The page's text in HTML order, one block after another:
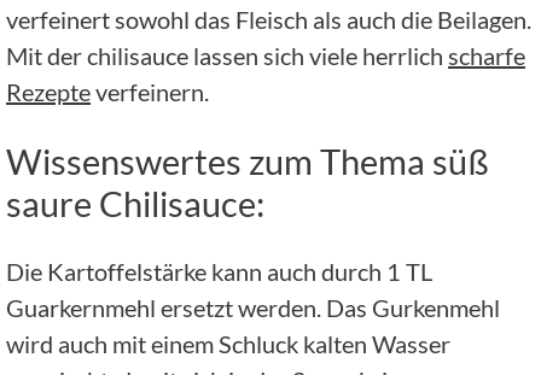
verfeinert sowohl das Fleisch als auch die Beilagen.
Mit der chilisauce lassen sich viele herrlich scharfe
Rezepteverfeinern.
Wissenswertes zum Thema süß
saure Chilisauce:
Die Kartoffelstärke kann auch durch 1 TL
Guarkernmehl ersetzt werden. Das Gurkenmehl
wird auch mit einem Schluck kalten Wasser